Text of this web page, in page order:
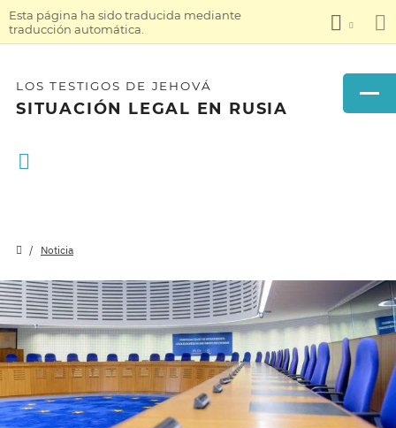
Esta página ha sido traducida mediante
traducción automática.
LOS TESTIGOS DE JEHOVÁ
SITUACIÓN LEGAL EN RUSIA
Noticia